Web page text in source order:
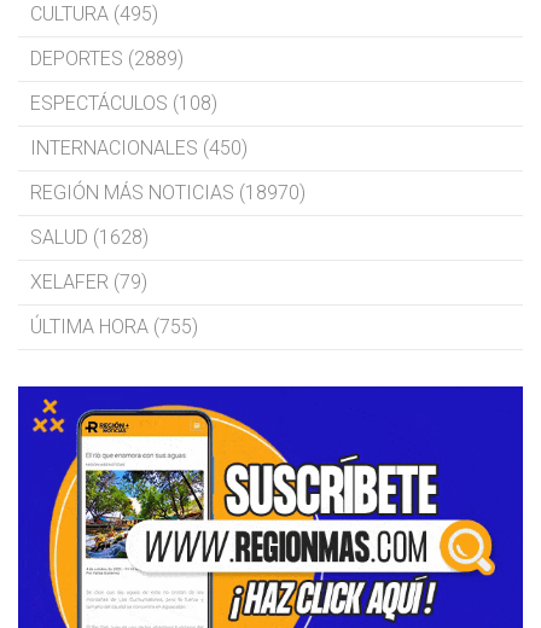
CULTURA (495)
DEPORTES (2889)
ESPECTÁCULOS (108)
INTERNACIONALES (450)
REGIÓN MÁS NOTICIAS (18970)
SALUD (1628)
XELAFER (79)
ÚLTIMA HORA (755)